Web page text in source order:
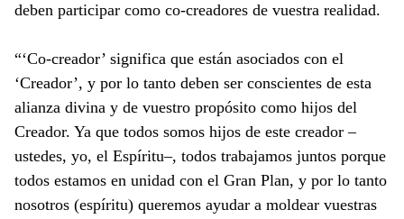
deben participar como co-creadores de vuestra realidad.
“‘Co-creador’ significa que están asociados con el
‘Creador’, y por lo tanto deben ser conscientes de esta
alianza divina y de vuestro propósito como hijos del
Creador. Ya que todos somos hijos de este creador –
ustedes, yo, el Espíritu–, todos trabajamos juntos porque
todos estamos en unidad con el Gran Plan, y por lo tanto
nosotros (espíritu) queremos ayudar a moldear vuestras